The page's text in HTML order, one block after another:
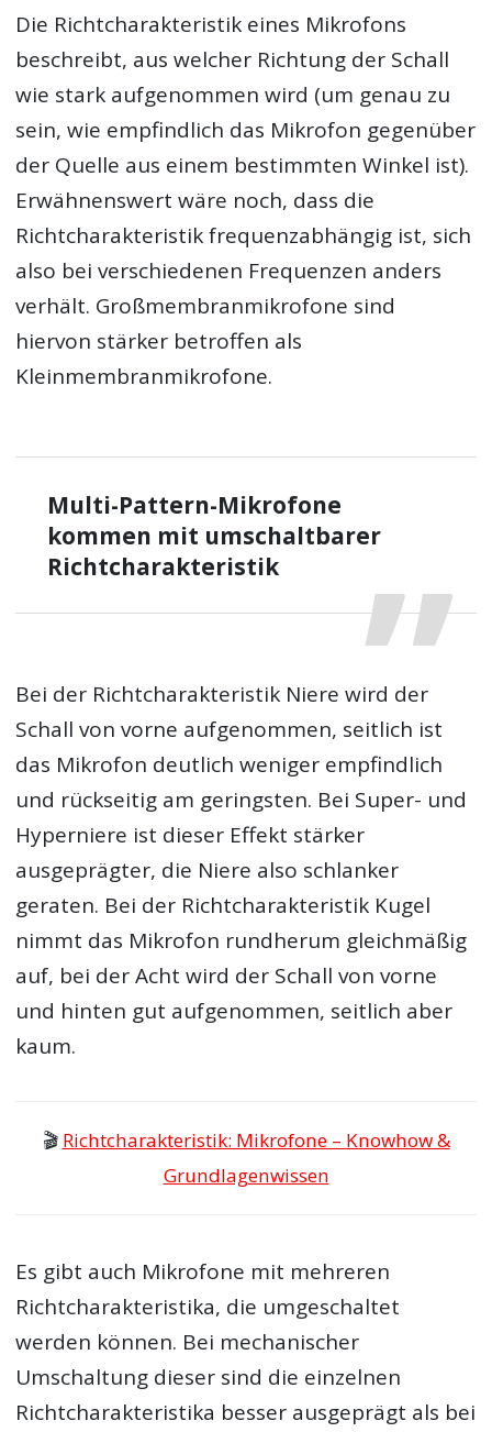
Die Richtcharakteristik eines Mikrofons
beschreibt, aus welcher Richtung der Schall
wie stark aufgenommen wird (um genau zu
sein, wie empfindlich das Mikrofon gegenüber
der Quelle aus einem bestimmten Winkel ist).
Erwähnenswert wäre noch, dass die
Richtcharakteristik frequenzabhängig ist, sich
also bei verschiedenen Frequenzen anders
verhält. Großmembranmikrofone sind
hiervon stärker betroffen als
Kleinmembranmikrofone.
Multi-Pattern-Mikrofone
kommen mit umschaltbarer
Richtcharakteristik
Bei der Richtcharakteristik Niere wird der
Schall von vorne aufgenommen, seitlich ist
das Mikrofon deutlich weniger empfindlich
und rückseitig am geringsten. Bei Super- und
Hyperniere ist dieser Effekt stärker
ausgeprägter, die Niere also schlanker
geraten. Bei der Richtcharakteristik Kugel
nimmt das Mikrofon rundherum gleichmäßig
auf, bei der Acht wird der Schall von vorne
und hinten gut aufgenommen, seitlich aber
kaum.
🎬 Richtcharakteristik: Mikrofone – Knowhow &
Grundlagenwissen
Es gibt auch Mikrofone mit mehreren
Richtcharakteristika, die umgeschaltet
werden können. Bei mechanischer
Umschaltung dieser sind die einzelnen
Richtcharakteristika besser ausgeprägt als bei